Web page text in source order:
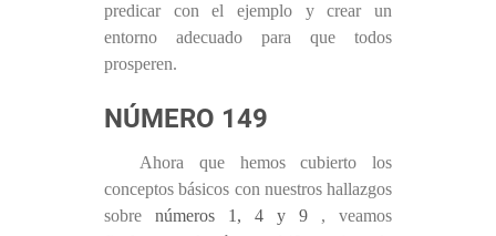
predicar con el ejemplo y crear un
entorno adecuado para que todos
prosperen.
NÚMERO 149
Ahora que hemos cubierto los
conceptos básicos con nuestros hallazgos
sobre números 1, 4 y 9 , veamos